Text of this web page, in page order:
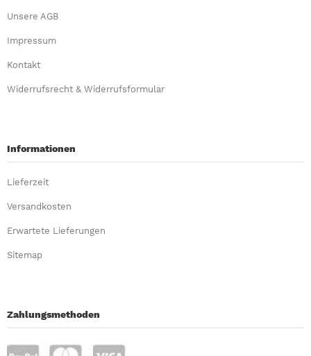
Unsere AGB
Impressum
Kontakt
Widerrufsrecht & Widerrufsformular
Informationen
Lieferzeit
Versandkosten
Erwartete Lieferungen
Sitemap
Zahlungsmethoden